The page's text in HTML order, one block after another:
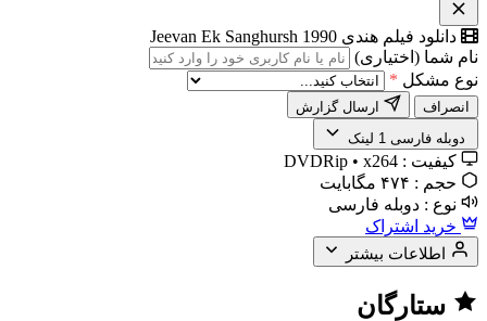
دانلود فیلم هندی Jeevan Ek Sanghursh 1990
نام شما (اختیاری)
نوع مشکل *
انصراف
️ دوبله فارسی 1 لینک
کیفیت : DVDRip • x264
حجم : ۴۷۴ مگابایت
نوع : دوبله فارسی
خرید اشتراک
اطلاعات بیشتر
ستارگان